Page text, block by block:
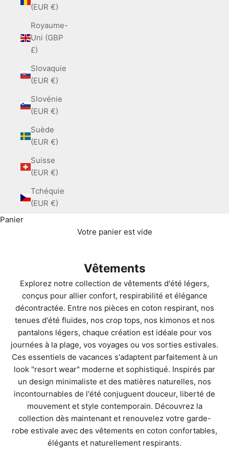
(EUR €)
Royaume-
Uni (GBP
£)
Slovaquie
(EUR €)
Slovénie
(EUR €)
Suède
(EUR €)
Suisse
(EUR €)
Tchéquie
(EUR €)
Panier
Votre panier est vide
Vêtements
Explorez notre collection de vêtements d'été légers,
conçus pour allier confort, respirabilité et élégance
décontractée. Entre nos pièces en coton respirant, nos
tenues d'été fluides, nos crop tops, nos kimonos et nos
pantalons légers, chaque création est idéale pour vos
journées à la plage, vos voyages ou vos sorties estivales.
Ces essentiels de vacances s'adaptent parfaitement à un
look "resort wear" moderne et sophistiqué. Inspirés par
un design minimaliste et des matières naturelles, nos
incontournables de l'été conjuguent douceur, liberté de
mouvement et style contemporain. Découvrez la
collection dès maintenant et renouvelez votre garde-
robe estivale avec des vêtements en coton confortables,
élégants et naturellement respirants.